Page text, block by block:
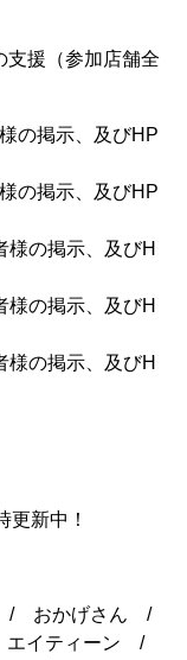
支援（参加店舗全
の掲示、及びHP
の掲示、及びHP
の掲示、及びH
の掲示、及びH
の掲示、及びH
新中！
/ おかげさん /
イティーン /